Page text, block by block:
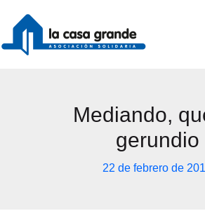
contenido
Mediando,
gerundio
22 de febrero de